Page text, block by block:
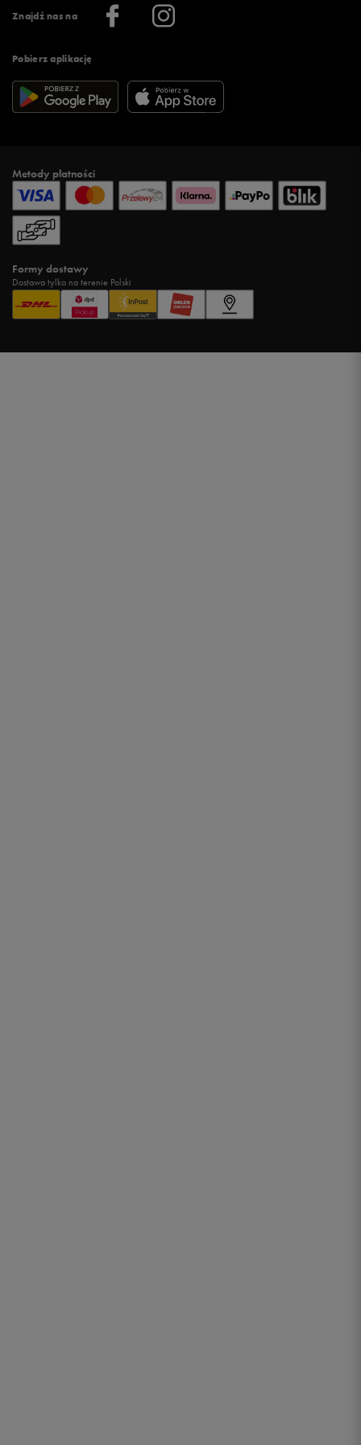
Znajdź nas na
Pobierz aplikację
Więcej regulaminów >
Metody płatności
Formy dostawy
Dostawa tylko na terenie Polski